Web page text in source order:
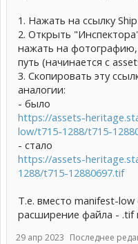
1. Нажать на ссылку
2. Открыть
нажать на
путь (начинается с
3. Скопировать эту
аналогии:
- было
https://assets-
low/t715-1288/t715-
- стало
https://assets-
1288/t715-12880697.tif
Т.е. вместо manifest-
расширение файла - .tif
29 апр 2023 Последнее